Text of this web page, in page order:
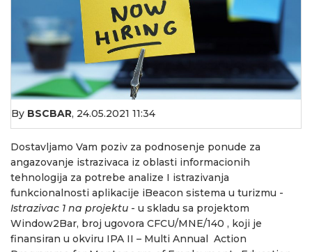
By BSCBAR, 24.05.2021 11:34
Dostavljamo Vam poziv za podnosenje ponude za
angazovanje istrazivaca iz oblasti informacionih
tehnologija za potrebe analize I istrazivanja
funkcionalnosti aplikacije iBeacon sistema u turizmu -
Istrazivac 1 na projektu - u skladu sa projektom
Window2Bar, broj ugovora CFCU/MNE/140 , koji je
finansiran u okviru IPA II – Multi Annual Action